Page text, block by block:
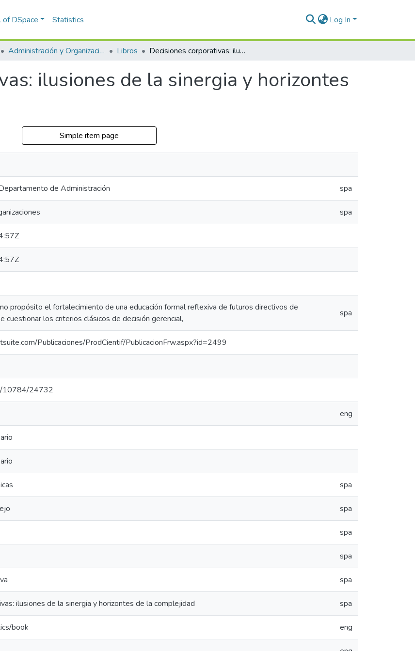
of DSpace Statistics Log In
Administración y Organizaciones Libros Decisiones corporativas: ilusiones de la sinergia y horizontes de la complejidad
ilusiones de la sinergia y horizontes
Simple item page
de Administración spa
spa
propósito el fortalecimiento de una educación formal reflexiva de futuros directivos de
cuestionar los criterios clásicos de decisión gerencial,
spa
Publicaciones/ProdCientif/PublicacionFrw.aspx?id=2499
10784/24732
eng
spa
spa
spa
spa
spa
ilusiones de la sinergia y horizontes de la complejidad spa
book eng